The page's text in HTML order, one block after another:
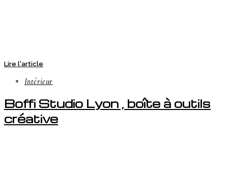
Lire l'article
Intérieur
Boffi Studio Lyon , boîte à outils
créative